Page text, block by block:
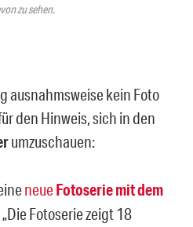
zu sehen.
ausnahmsweise kein Foto
den Hinweis, sich in den
umzuschauen:
neueFotoserie mit dem
Fotoserie zeigt 18